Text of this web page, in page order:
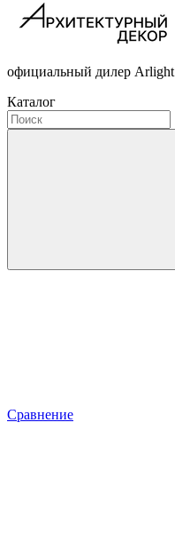
официальный дилер Arlight
Каталог
Сравнение